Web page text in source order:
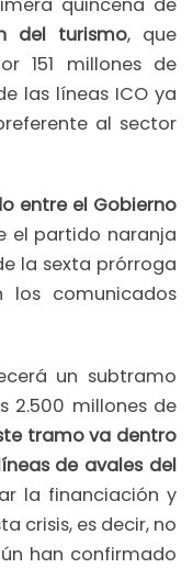
del turismo, que
151 millones de
las líneas ICO ya
al sector
entre el Gobierno
el partido naranja
la sexta prórroga
los comunicados
un subtramo
2.500 millones de
tramo va dentro
de avales del
la financiación y
crisis, es decir, no
han confirmado